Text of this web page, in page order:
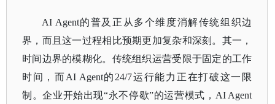
AI Agent的普及正从多个维度消解传统组织边
界，而且这一过程相比预期更加复杂和深刻。其一，
时间边界的模糊化。传统组织运营受限于固定的工作
时间，而AI Agent的24/7运行能力正在打破这一限
制。企业开始出现“永不停歇”的运营模式，AI Agent